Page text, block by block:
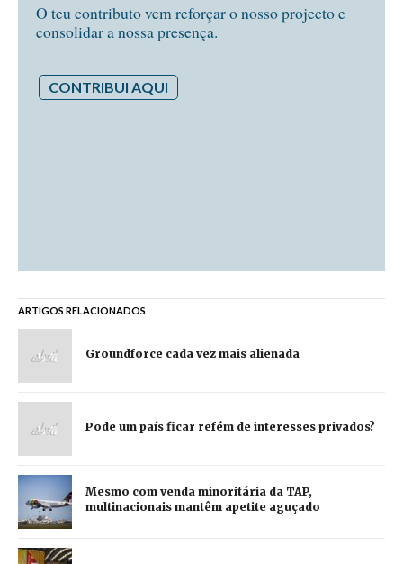
O teu contributo vem reforçar o nosso projecto e
consolidar a nossa presença.
CONTRIBUI AQUI
ARTIGOS RELACIONADOS
Groundforce cada vez mais alienada
Pode um país ficar refém de interesses privados?
Mesmo com venda minoritária da TAP,
multinacionais mantêm apetite aguçado